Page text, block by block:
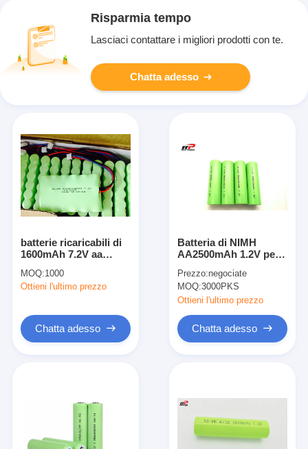
Risparmia tempo
Lasciaci contattare i migliori prodotti con te.
Chatta adesso
batterie ricaricabili di
1600mAh 7.2V aa
batteria al litio della
macchina fotografica
MOQ:1000
Ottieni l'ultimo prezzo
Chatta adesso
Batteria di NIMH
AA2500mAh 1.2V per i
industriali con la
certificazione dell'UL
IEC/EN61951 del CE
della Banca dei
Regolamenti
Internazionali
Prezzo:negociate
MOQ:3000PKS
Ottieni l'ultimo prezzo
Chatta adesso